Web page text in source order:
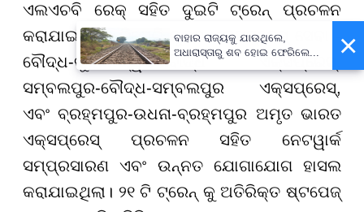
ଏଲଏଚବି ରେକ୍ ସହିତ ଦୁଇଟି ଟ୍ରେନ୍ ପ୍ରଚଳନ
କରାଯାଇଥିଲା। ତିନୋଟି ନୂତନ ଏକ୍ସପ୍ରେସ୍ ସେବା -
ବୌଦ୍ଧ-ଭୁବନେଶ୍ୱର-ବୌଦ୍ଧ ଏକ୍ସପ୍ରେସ୍,
ସମ୍ବଲପୁର-ବୌଦ୍ଧ-ସମ୍ବଲପୁର ଏକ୍ସପ୍ରେସ୍,
ଏବଂ ବ୍ରହ୍ମପୁର-ଉଧନା-ବ୍ରହ୍ମପୁର ଅମୃତ ଭାରତ
ଏକ୍ସପ୍ରେସ୍ ପ୍ରଚଳନ ସହିତ ନେଟୱାର୍କ
ସମ୍ପ୍ରସାରଣ ଏବଂ ଉନ୍ନତ ଯୋଗାଯୋଗ ହାସଲ
କରାଯାଇଥିଲା। ୨୧ ଟି ଟ୍ରେନ୍ କୁ ଅତିରିକ୍ତ ଷ୍ଟପେଜ୍
×
ବାହାର ରାଜ୍ୟକୁ ଯାଉଥିଲେ,
ଅଧାରାସ୍ତାରୁ ଶବ ହୋଇ ଫେରିଲେ...